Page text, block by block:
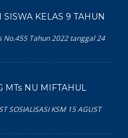
KELAS 9 TAHUN
Tahun 2022 tanggal 24
MTs NU MIFTAHUL
SOSIALISASI KSM 15 AGUST